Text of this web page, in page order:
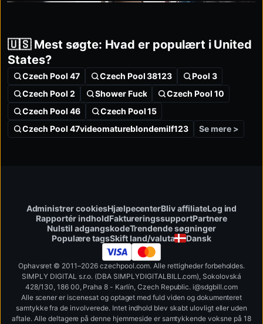
🇺🇸 Mest søgte: Hvad er populært i United
States?
Czech Pool 47 Czech Pool 38123
Pool 3
Czech Pool 2
Shower Fuck
Czech Pool 10
Czech Pool 46
Czech Pool 15
Czech Pool 47videomatureblondemilf123
Se mere >
Administrer cookiesHjælpecenterBliv affiliateLog ind
Rapportér indholdFaktureringssupportPartnere
Nulstil adgangskodeTrendende søgninger
Populære tagsSkift land/valuta Dansk
Ophavsret © 2011–2026 czechpool.com. Alle rettigheder forbeholdes.
SIMPLY DIGITAL s.r.o. (DBA SIMPLYDIGITALBILL.com), Sokolovská
428/130, 186 00, Praha 8 - Karlín, Czech Republic.i@sdgbill.com
Alle scener er iscenesat og optaget med fuld viden og dokumenteret
samtykke fra de involverede. Intet indhold blev skabt ulovligt eller uden
aftale. Alle deltagere på denne hjemmeside er samtykkende voksne på 18